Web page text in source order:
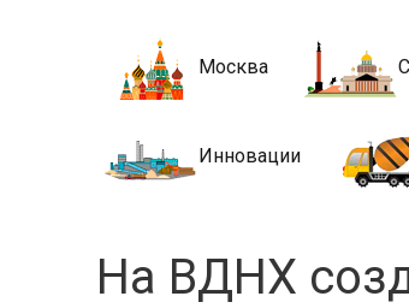
Москва
Инновации
На ВДНХ